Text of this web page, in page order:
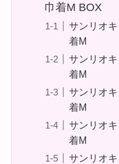
巾着M BOX
サンリオ
着M
サンリオ
着M
サンリオ
着M
サンリオ
着M
サンリオ